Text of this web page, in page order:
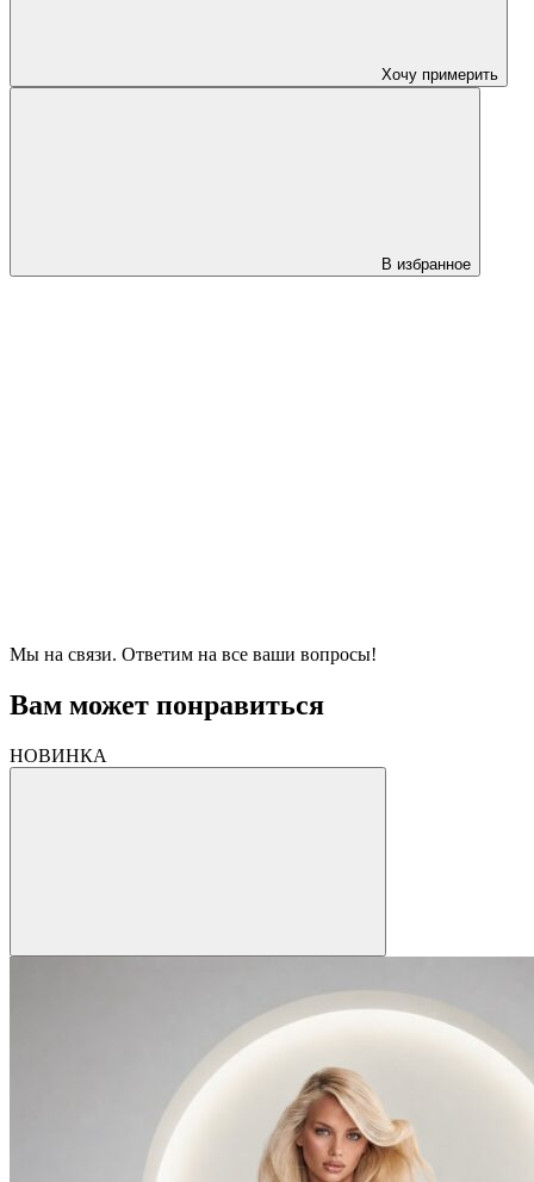
Хочу примерить
В избранное
Мы на связи. Ответим на все ваши вопросы!
Вам может понравиться
НОВИНКА